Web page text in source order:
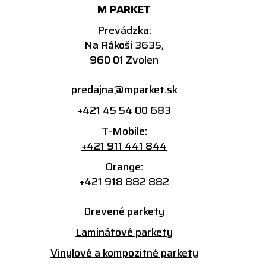
M PARKET
Prevádzka:
Na Rákoši 3635,
960 01 Zvolen
predajna@mparket.sk
+421 45 54 00 683
T-Mobile:
+421 911 441 844
Orange:
+421 918 882 882
Drevené parkety
Laminátové parkety
Vinylové a kompozitné parkety